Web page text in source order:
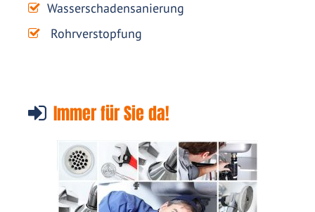
Wasserschadensanierung
Rohrverstopfung
Immer für Sie da!